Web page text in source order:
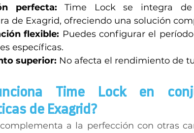
perfecta: Time Lock se integra
de Exagrid, ofreciendo una solución
flexible: Puedes configurar el
específicas.
superior: No afecta el rendimiento de
Time Lock en
de Exagrid?
a la perfección con otras